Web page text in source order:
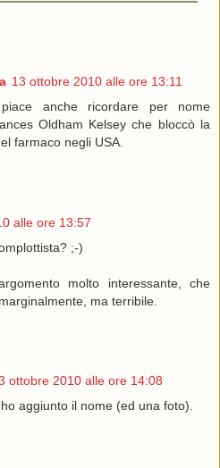
13 ottobre 2010 alle ore 13:11
anche ricordare per nome
Oldham Kelsey che bloccò la
farmaco negli USA.
alle ore 13:57
;-)
molto interessante, che
ma terribile.
ottobre 2010 alle ore 14:08
aggiunto il nome (ed una foto).